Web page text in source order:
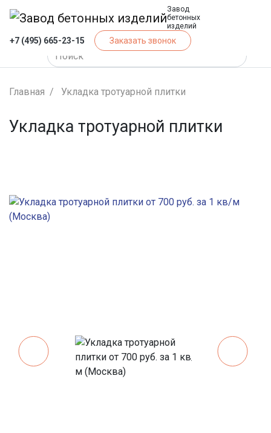
Завод
бетонных
изделий
+7 (495) 665-23-15 Заказать звонок
Главная Укладка тротуарной плитки
Укладка тротуарной плитки